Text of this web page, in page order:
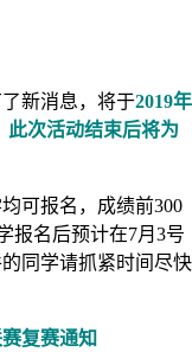
新消息，将于2019年
此次活动结束后将为
可报名，成绩前300
报名后预计在7月3号
同学请抓紧时间尽快
复赛通知